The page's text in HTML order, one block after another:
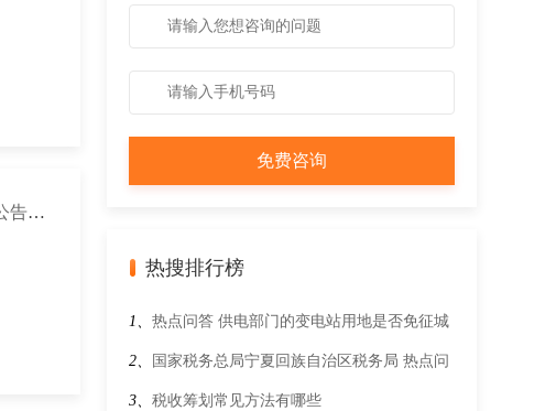
财政部 税务总局 科技部关于加大支持科技创新税前扣除力度的公告（财政部 税务总局 科技部公告2022年第28号）
热搜排行榜
1、 热点问答 供电部门的变电站用地是否免征城
镇土地使用税？
2、 国家税务总局宁夏回族自治区税务局 热点问
答 输入查验项之后，为什么不显示验证码？
3、 税收筹划常见方法有哪些